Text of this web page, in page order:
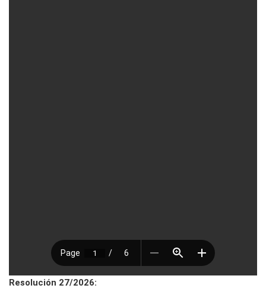
Resolución 27/2026: